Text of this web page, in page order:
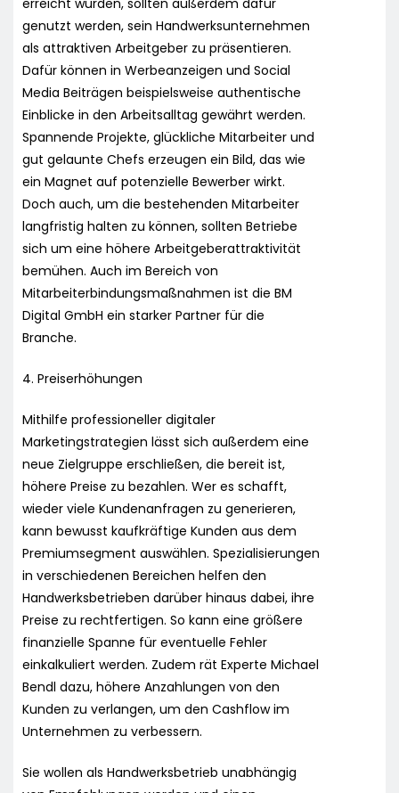
genutzt werden, sein Handwerksunternehmen
als attraktiven Arbeitgeber zu präsentieren.
Dafür können in Werbeanzeigen und Social
Media Beiträgen beispielsweise authentische
Einblicke in den Arbeitsalltag gewährt werden.
Spannende Projekte, glückliche Mitarbeiter und
gut gelaunte Chefs erzeugen ein Bild, das wie
ein Magnet auf potenzielle Bewerber wirkt.
Doch auch, um die bestehenden Mitarbeiter
langfristig halten zu können, sollten Betriebe
sich um eine höhere Arbeitgeberattraktivität
bemühen. Auch im Bereich von
Mitarbeiterbindungsmaßnahmen ist die BM
Digital GmbH ein starker Partner für die
Branche.
4. Preiserhöhungen
Mithilfe professioneller digitaler
Marketingstrategien lässt sich außerdem eine
neue Zielgruppe erschließen, die bereit ist,
höhere Preise zu bezahlen. Wer es schafft,
wieder viele Kundenanfragen zu generieren,
kann bewusst kaufkräftige Kunden aus dem
Premiumsegment auswählen. Spezialisierungen
in verschiedenen Bereichen helfen den
Handwerksbetrieben darüber hinaus dabei, ihre
Preise zu rechtfertigen. So kann eine größere
finanzielle Spanne für eventuelle Fehler
einkalkuliert werden. Zudem rät Experte Michael
Bendl dazu, höhere Anzahlungen von den
Kunden zu verlangen, um den Cashflow im
Unternehmen zu verbessern.
Sie wollen als Handwerksbetrieb unabhängig